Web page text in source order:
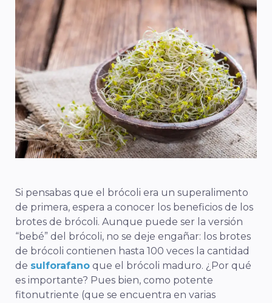
Si pensabas que el brócoli era un superalimento
de primera, espera a conocer los beneficios de los
brotes de brócoli. Aunque puede ser la versión
“bebé” del brócoli, no se deje engañar: los brotes
de brócoli contienen hasta 100 veces la cantidad
de sulforafano que el brócoli maduro. ¿Por qué
es importante? Pues bien, como potente
fitonutriente (que se encuentra en varias